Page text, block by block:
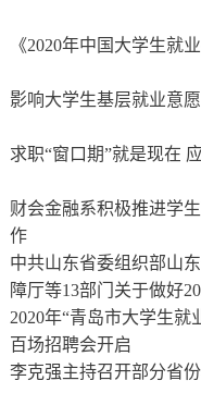
《2020年中国大学生就
影响大学生基层就业意
求职“窗口期”就是现在
财会金融系积极推进学
作
中共山东省委组织部山
障厅等13部门关于做好
工作的通知
2020年“青岛市大学生就
百场招聘会开启
李克强主持召开部分省